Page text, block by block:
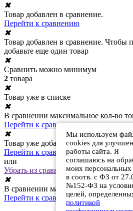
Мы используем
cookies для
работы сайта. Я
соглашаюсь на
моих
в соотв. с ФЗ от
№152-ФЗ на
целей,
политикой
✖
Товар добавлен в сравнение.
Перейти к сравнению
✖
Товар добавлен в сравнение. Чтобы
добавьте еще один товар
✖
Сравнить можно минимум
2 товара
✖
Товар уже в списке
✖
В сравнении максимальное кол-во
Перейти к сравнению
✖
Товар уже добавлен в сравнение
Перейти к сравнению
или
Убрать из сравнения
✖
В сравнении максимальное кол-во
Перейти к сравнению